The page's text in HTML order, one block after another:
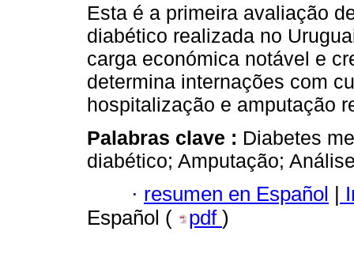
Esta é a primeira avaliação
diabético realizada no
carga económica notável e
determina internações com
hospitalização e amputação
Palabras clave : Diabetes
diabético; Amputação;
· resumen en Español
Español (
pdf )